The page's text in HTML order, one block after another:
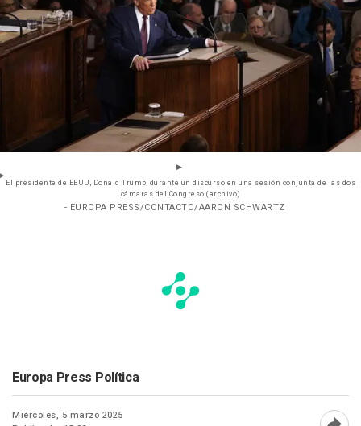
El presidente de EEUU, Donald Trump, durante un discurso en una sesión conjunta de las dos
cámaras del Congreso (archivo)
- EUROPA PRESS/CONTACTO/AARON SCHWARTZ
Europa Press Política
Miércoles, 5 marzo 2025